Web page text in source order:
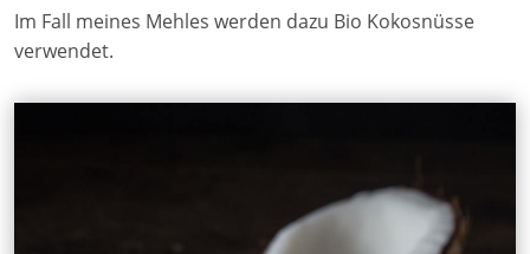
Im Fall meines Mehles werden dazu Bio Kokosnüsse
verwendet.